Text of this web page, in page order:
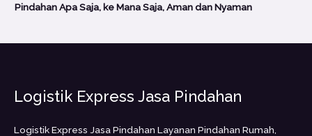
Pindahan Apa Saja, ke Mana Saja, Aman dan Nyaman
Logistik Express Jasa Pindahan
Logistik Express Jasa Pindahan Layanan Pindahan Rumah,